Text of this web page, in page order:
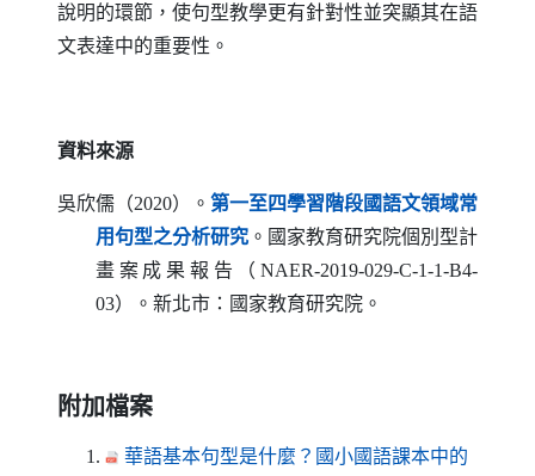
說明的環節，使句型教學更有針對性並突顯其在語
文表達中的重要性。
資料來源
吳欣儒（2020）。 第一至四學習階段國語文領域常
用句型之分析研究（另開新視窗）
。國家教育研究院個別型計
畫案成果報告（ NAER-2019-029-C-1-1-B4-
03）。新北市：國家教育研究院。
附加檔案
華語基本句型是什麼？國小國語課本中的